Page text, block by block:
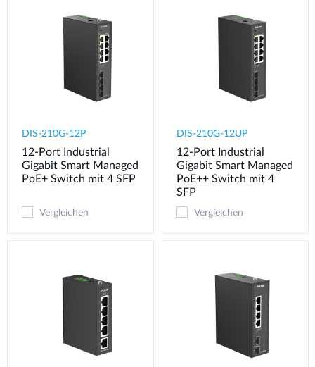
DIS-210G-12P
12-Port Industrial
Gigabit Smart Managed
PoE+ Switch mit 4 SFP
Vergleichen
DIS-210G-12UP
12-Port Industrial
Gigabit Smart Managed
PoE++ Switch mit 4
SFP
Vergleichen